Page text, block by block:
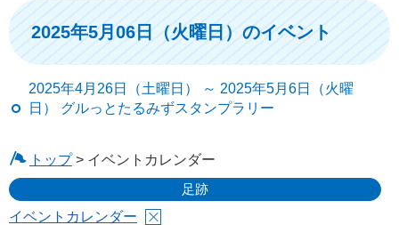
2025年5月06日（火曜日）のイベント
2025年4月26日（土曜日） ～ 2025年5月6日（火曜
日） グルっとたるみずスタンプラリー
トップ> イベントカレンダー
足跡
イベントカレンダー